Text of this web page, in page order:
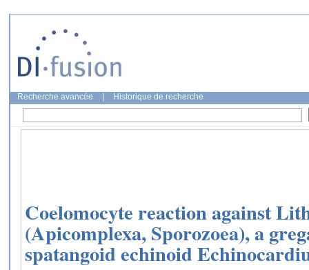
Recherche avancée Historique de recherche
Coelomocyte reaction against
(Apicomplexa, Sporozoea), a
spatangoid echinoid